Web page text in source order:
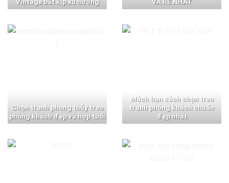
Chọn tranh phong thủy treo
phòng khách đẹp và hợp tuổi
Mách bạn cách chọn treo
tranh phòng khách chuẩn
đẹp nhất